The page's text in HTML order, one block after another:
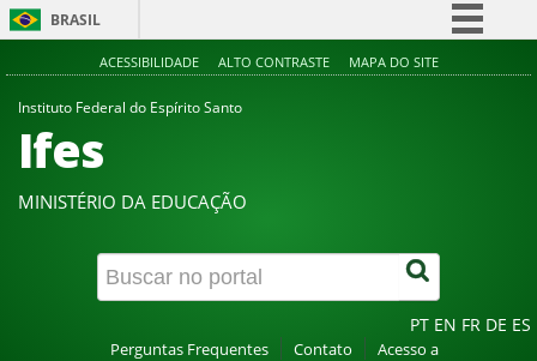
BRASIL
Simplifique!
Canais
ACESSIBILIDADE ALTO CONTRASTE MAPA DO SITE
Instituto Federal do Espírito Santo
Ifes
MINISTÉRIO DA EDUCAÇÃO
PT EN FR DE ES
Perguntas Frequentes Contato
Acesso a